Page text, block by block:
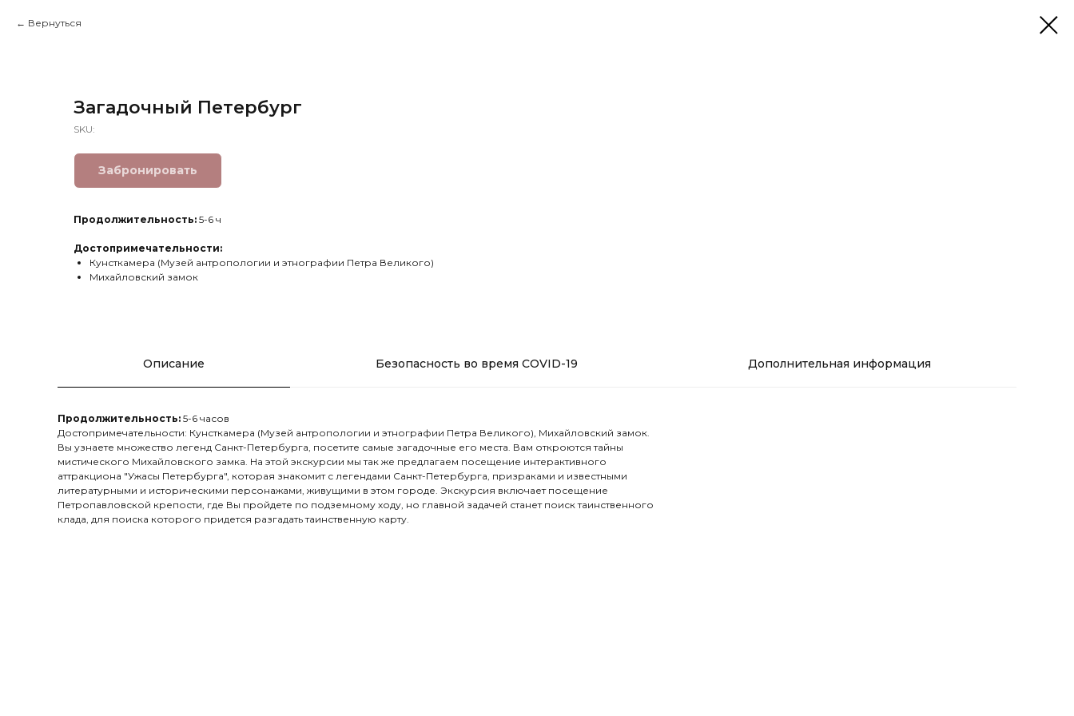
Вернуться
Загадочный Петербург
SKU:
Забронировать
Продолжительность: 5-6 ч
Достопримечательности:
Кунсткамера (Музей антропологии и этнографии Петра Великого)
Михайловский замок
Описание Безопасность во время COVID-19 Дополнительная информация
Продолжительность: 5-6 часов
Достопримечательности: Кунсткамера (Музей антропологии и этнографии Петра Великого), Михайловский замок.
Вы узнаете множество легенд Санкт-Петербурга, посетите самые загадочные его места. Вам откроются тайны
мистического Михайловского замка. На этой экскурсии мы так же предлагаем посещение интерактивного
аттракциона "Ужасы Петербурга", которая знакомит с легендами Санкт-Петербурга, призраками и известными
литературными и историческими персонажами, живущими в этом городе. Экскурсия включает посещение
Петропавловской крепости, где Вы пройдете по подземному ходу, но главной задачей станет поиск таинственного
клада, для поиска которого придется разгадать таинственную карту.